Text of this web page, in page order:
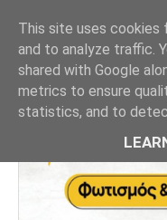
This site uses cookies
and to analyze traffic.
shared with Google
metrics to ensure
statistics, and to